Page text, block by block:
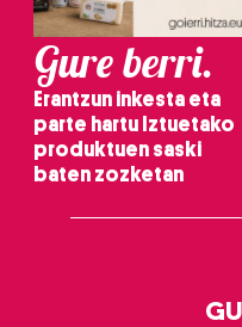
Gure berri.
Erantzun inkesta eta
parte hartu Iztuetako
produktuen saski
baten zozketan